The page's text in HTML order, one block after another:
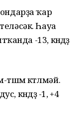
ҡар
Һауа
-13, көндөҙ
көтөлмәй.
көндөҙ -1, +4